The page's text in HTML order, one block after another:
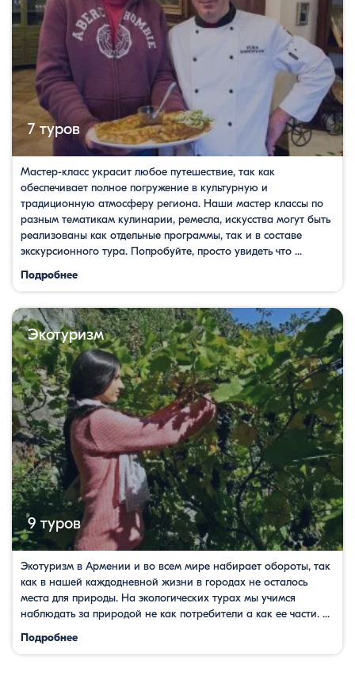
7 туров
Мастер-класс украсит любое путешествие, так как
обеспечивает полное погружение в культурную и
традиционную атмосферу региона. Наши мастер классы по
разным тематикам кулинарии, ремесла, искусства могут быть
реализованы как отдельные программы, так и в составе
экскурсионного тура. Попробуйте, просто увидеть что ...
Подробнее
Экотуризм
9 туров
Экотуризм в Армении и во всем мире набирает обороты, так
как в нашей каждодневной жизни в городах не осталось
места для природы. На экологических турах мы учимся
наблюдать за природой не как потребители а как ее части. ...
Подробнее